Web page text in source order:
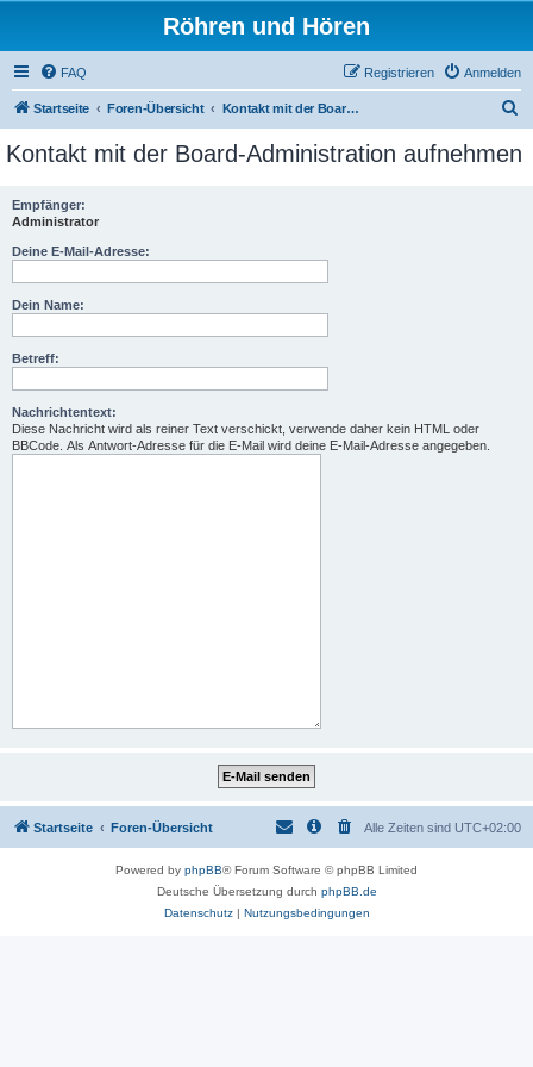
Röhren und Hören
FAQ Anmelden
Registrieren
Startseite Foren-Übersicht Kontakt mit der Board-Administration aufnehmen
c
Kontakt mit der Board-Administration aufnehmen
Empfänger:
Administrator
Deine E-Mail-Adresse:
Dein Name:
Betreff:
Nachrichtentext:
Diese Nachricht wird als reiner Text verschickt, verwende daher kein HTML oder
BBCode. Als Antwort-Adresse für die E-Mail wird deine E-Mail-Adresse angegeben.
Startseite Foren-Übersicht Alle Zeiten sind UTC+02:00
Powered by phpBB® Forum Software © phpBB Limited
Deutsche Übersetzung durch phpBB.de
Datenschutz| Nutzungsbedingungen